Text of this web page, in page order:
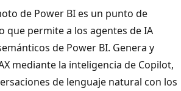
de Power BI es un punto de
que permite a los agentes de IA
de Power BI. Genera y
mediante la inteligencia de Copilot,
de lenguaje natural con los